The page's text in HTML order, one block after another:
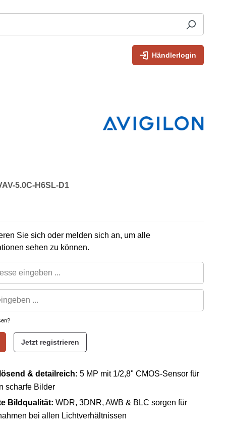
Händlerlogin
5.0C-H6SL-D1
Sie sich oder melden sich an, um alle
sehen zu können.
Jetzt registrieren
& detailreich: 5 MP mit 1/2,8" CMOS-Sensor für
scharfe Bilder
Bildqualität: WDR, 3DNR, AWB & BLC sorgen für
bei allen Lichtverhältnissen